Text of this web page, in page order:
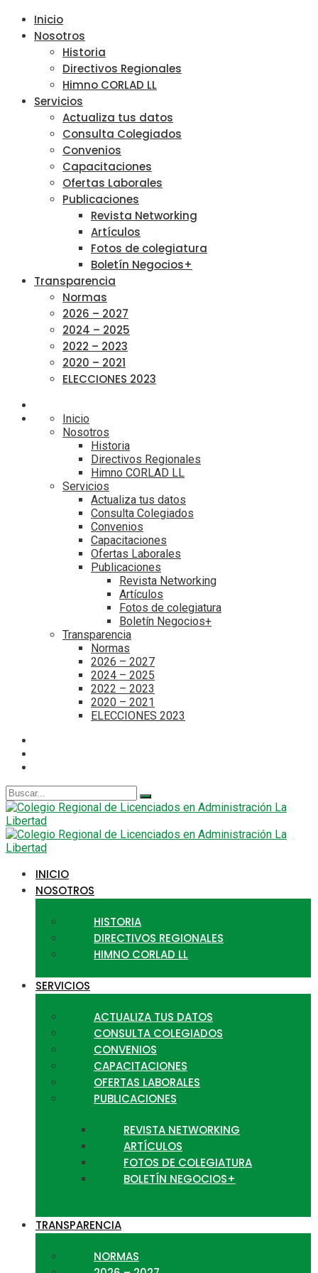
Inicio
Nosotros
Historia
Directivos Regionales
Himno CORLAD LL
Servicios
Actualiza tus datos
Consulta Colegiados
Convenios
Capacitaciones
Ofertas Laborales
Publicaciones
Revista Networking
Artículos
Fotos de colegiatura
Boletín Negocios+
Transparencia
Normas
2026 – 2027
2024 – 2025
2022 – 2023
2020 – 2021
ELECCIONES 2023
Inicio
Nosotros
Historia
Directivos Regionales
Himno CORLAD LL
Servicios
Actualiza tus datos
Consulta Colegiados
Convenios
Capacitaciones
Ofertas Laborales
Publicaciones
Revista Networking
Artículos
Fotos de colegiatura
Boletín Negocios+
Transparencia
Normas
2026 – 2027
2024 – 2025
2022 – 2023
2020 – 2021
ELECCIONES 2023
Search
for:
INICIO
NOSOTROS
HISTORIA
DIRECTIVOS REGIONALES
HIMNO CORLAD LL
SERVICIOS
ACTUALIZA TUS DATOS
CONSULTA COLEGIADOS
CONVENIOS
CAPACITACIONES
OFERTAS LABORALES
PUBLICACIONES
REVISTA NETWORKING
ARTÍCULOS
FOTOS DE COLEGIATURA
BOLETÍN NEGOCIOS+
TRANSPARENCIA
NORMAS